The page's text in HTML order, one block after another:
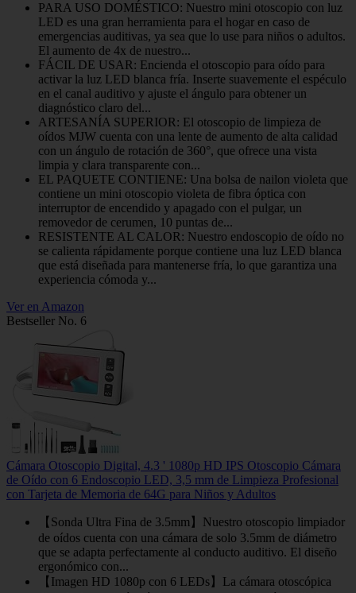
PARA USO DOMÉSTICO: Nuestro mini otoscopio con luz
LED es una gran herramienta para el hogar en caso de
emergencias auditivas, ya sea que lo use para niños o adultos.
El aumento de 4x de nuestro...
FÁCIL DE USAR: Encienda el otoscopio para oído para
activar la luz LED blanca fría. Inserte suavemente el espéculo
en el canal auditivo y ajuste el ángulo para obtener un
diagnóstico claro del...
ARTESANÍA SUPERIOR: El otoscopio de limpieza de
oídos MJW cuenta con una lente de aumento de alta calidad
con un ángulo de rotación de 360°, que ofrece una vista
limpia y clara transparente con...
EL PAQUETE CONTIENE: Una bolsa de nailon violeta que
contiene un mini otoscopio violeta de fibra óptica con
interruptor de encendido y apagado con el pulgar, un
removedor de cerumen, 10 puntas de...
RESISTENTE AL CALOR: Nuestro endoscopio de oído no
se calienta rápidamente porque contiene una luz LED blanca
que está diseñada para mantenerse fría, lo que garantiza una
experiencia cómoda y...
Ver en Amazon
Bestseller No. 6
Cámara Otoscopio Digital, 4.3 ' 1080p HD IPS Otoscopio Cámara
de Oído con 6 Endoscopio LED, 3,5 mm de Limpieza Profesional
con Tarjeta de Memoria de 64G para Niños y Adultos
【Sonda Ultra Fina de 3.5mm】Nuestro otoscopio limpiador
de oídos cuenta con una cámara de solo 3.5mm de diámetro
que se adapta perfectamente al conducto auditivo. El diseño
ergonómico con...
【Imagen HD 1080p con 6 LEDs】La cámara otoscópica